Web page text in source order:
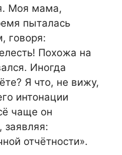
Моя мама,
пыталась
говоря:
Похожа на
Иногда
Я что, не вижу,
интонации
чаще он
заявляя:
отчётности».